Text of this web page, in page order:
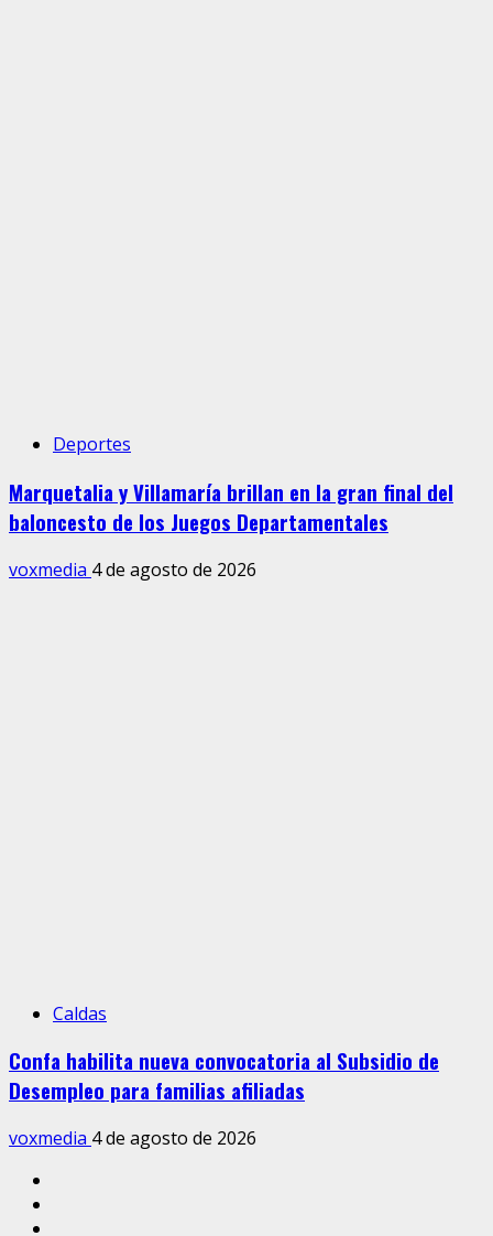
Deportes
Marquetalia y Villamaría brillan en la gran final del
baloncesto de los Juegos Departamentales
voxmedia 4 de agosto de 2026
Caldas
Confa habilita nueva convocatoria al Subsidio de
Desempleo para familias afiliadas
voxmedia 4 de agosto de 2026